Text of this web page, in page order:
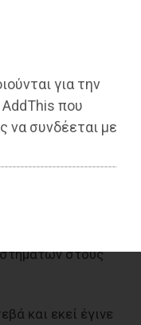
για την
AddThis που
να συνδέεται με
επιστολές
δύο φορέων
μόνο μία
θέμα κα
στο
προχωρήσουμε
στους
και εκεί έγινε